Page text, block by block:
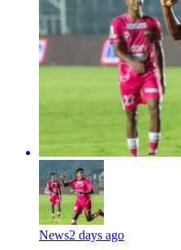
News2 days ago